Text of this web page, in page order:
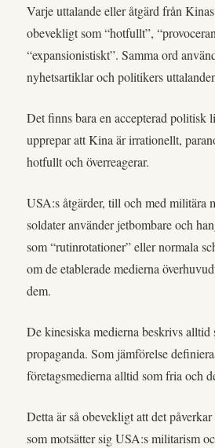
Varje uttalande eller åtgärd från
obevekligt som “hotfullt”,
“expansionistiskt”. Samma ord
nyhetsartiklar och politikers
Det finns bara en accepterad politisk
upprepar att Kina är irrationellt,
hotfullt och överreagerar.
USA:s åtgärder, till och med militära
soldater använder jetbombare och
som “rutinrotationer” eller normala
om de etablerade medierna
dem.
De kinesiska medierna beskrivs alltid
propaganda. Som jämförelse
företagsmedierna alltid som fria och
Detta är så obevekligt att det
som motsätter sig USA:s militarism